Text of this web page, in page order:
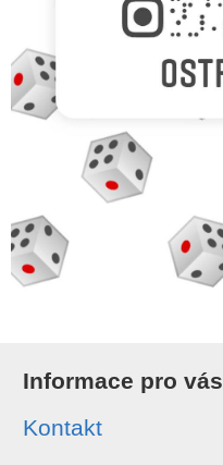
Informace pro vás
Kontakt